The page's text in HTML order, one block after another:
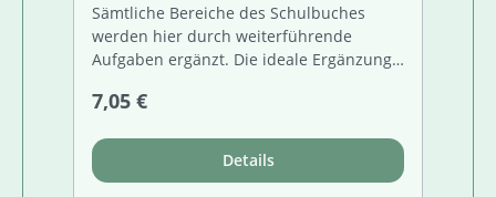
Sämtliche Bereiche des Schulbuches
werden hier durch weiterführende
Aufgaben ergänzt. Die ideale Ergänzung
Regulärer Preis:
7,05 €
Details